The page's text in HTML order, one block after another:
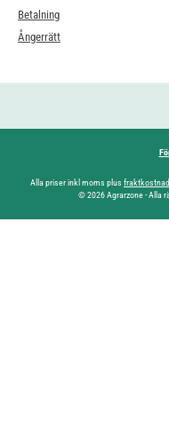
Betalning
Ångerrätt
Alla priser inkl moms plus
© 2026 Agrarzone - Alla